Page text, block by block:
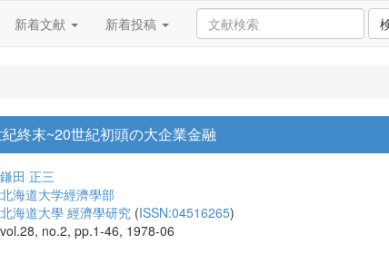
新着文献 新着投稿
終末~20世紀初頭の大企業金融
鎌田 正三
北海道大学經濟學部
北海道大學 經濟學研究 (ISSN:04516265)
vol.28, no.2, pp.1-46, 1978-06